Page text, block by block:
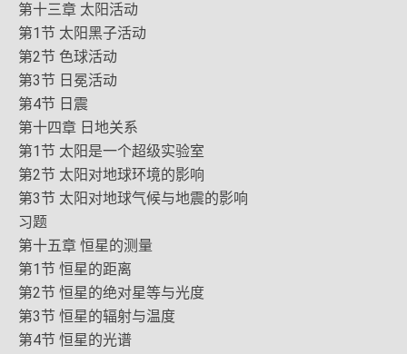
第十三章 太阳活动
第1节 太阳黑子活动
第2节 色球活动
第3节 日冕活动
第4节 日震
第十四章 日地关系
第1节 太阳是一个超级实验室
第2节 太阳对地球环境的影响
第3节 太阳对地球气候与地震的影响
习题
第十五章 恒星的测量
第1节 恒星的距离
第2节 恒星的绝对星等与光度
第3节 恒星的辐射与温度
第4节 恒星的光谱